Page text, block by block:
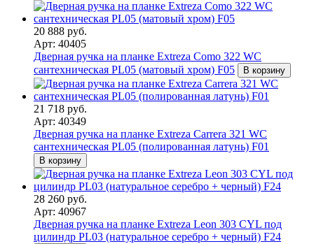
20 888 руб.
Арт: 40405
Дверная ручка на планке Extreza Como 322 WC
сантехническая PL05 (матовый хром) F05
В корзину
21 718 руб.
Арт: 40349
Дверная ручка на планке Extreza Carrera 321 WC
сантехническая PL05 (полированная латунь) F01
В корзину
28 260 руб.
Арт: 40967
Дверная ручка на планке Extreza Leon 303 CYL под
цилиндр PL03 (натуральное серебро + черный) F24